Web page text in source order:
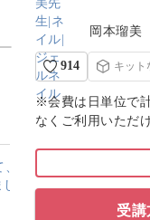
岡本瑠美
914 キット
※会費は日単位で
なくご利用いただ
受